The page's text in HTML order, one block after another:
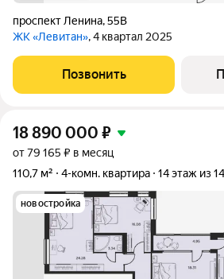
проспект Ленина,55В
ЖК «Левитан», 4 квартал 2025
Позвонить
18 890 000 ₽
от 79 165 ₽ в месяц
110,7 м²
4-комн. квартира 14 этаж из 14
новостройка